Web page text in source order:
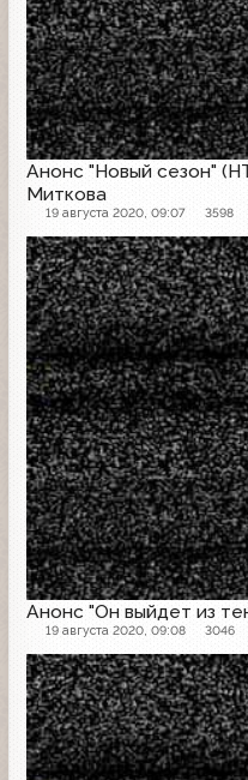
Анонс "Новый сезон"
Миткова
19 августа 2020, 09:07 3598
Анонс "Он выйдет из
19 августа 2020, 09:08 3046
Анонс
Анонс